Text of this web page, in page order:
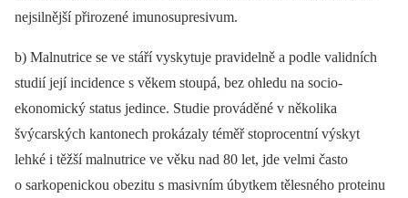
nejsilnější přirozené imunosupresivum.
b) Malnutrice se ve stáří vyskytuje pravidelně a podle validních
studií její incidence s věkem stoupá, bez ohledu na socio-
ekonomický status jedince. Studie prováděné v několika
švýcarských kantonech prokázaly téměř stoprocentní výskyt
lehké i těžší malnutrice ve věku nad 80 let, jde velmi často
o sarkopenickou obezitu s masivním úbytkem tělesného proteinu